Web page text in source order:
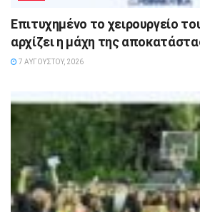
Επιτυχημένο το χειρουργείο
αρχίζει η μάχη της
7 ΑΥΓΟΎΣΤΟΥ, 2026